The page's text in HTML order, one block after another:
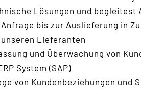
Lösungen und begleitest
bis zur Auslieferung in
Lieferanten
und Überwachung von
System (SAP)
von Kundenbeziehungen und